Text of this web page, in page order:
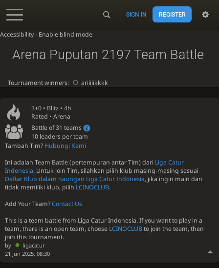
Accessibility - Enable blind mode
SIGN IN REGISTER
3+0 • Blitz • 4h
Rated • Arena
Battle of 31 teams
10 leaders per team
Tambah Tim? Hubungi Kami
Ini adalah Team Battle (pertempuran antar Tim) dari Liga Catur
Indonesia. Untuk join Tim, silahkan pilih klub masing-masing sesuai
Daftar Klub dalam naungan Liga Catur Indonesia, jika ingin main dan
tidak memiliki klub, pilih LCINOCLUB.
Add Your Team?Contact Us
This is a team battle from Liga Catur Indonesia. If you want to play in a
team, there is an open team, choose LCINOCLUBto join the team, then
join this tournament.
by
ligacatur
21 Jun 2025, 08:30
Arena Puputan 2197 Team Battle
Tournament winners: ariiiiikkkk